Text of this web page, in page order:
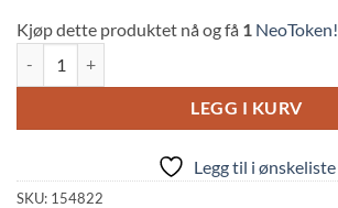
Kjøp dette produktet nå og få 1 NeoToken!
LEGG I KURV
Legg til i ønskeliste
SKU: 154822